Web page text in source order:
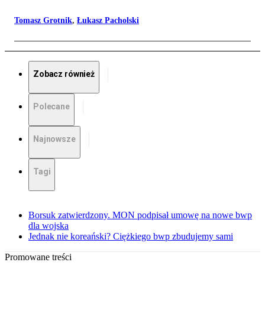
Tomasz Grotnik, Łukasz Pacholski
Zobacz również
Polecane
Najnowsze
Tagi
Borsuk zatwierdzony. MON podpisał umowę na nowe bwp
dla wojska
Jednak nie koreański? Ciężkiego bwp zbudujemy sami
Promowane treści